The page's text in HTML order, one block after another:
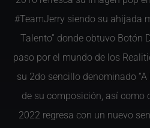
#TeamJerry siendo su ahijada
Talento” donde obtuvo Botón
paso por el mundo de los
su 2do sencillo denominado “A
de su composición, así como
2022 regresa con un nuevo